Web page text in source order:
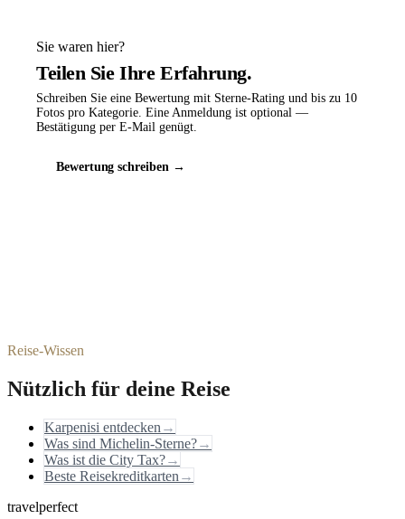
Sie waren hier?
Teilen Sie Ihre Erfahrung.
Schreiben Sie eine Bewertung mit Sterne-Rating und bis zu 10
Fotos pro Kategorie. Eine Anmeldung ist optional —
Bestätigung per E-Mail genügt.
Bewertung schreiben →
Reise-Wissen
Nützlich für deine Reise
Karpenisi entdecken →
Was sind Michelin-Sterne?→
Was ist die City Tax?→
Beste Reisekreditkarten →
travelperfect